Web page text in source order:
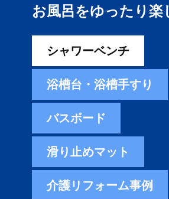
お風呂をゆったり楽
シャワーベンチ
浴槽台・浴槽手すり
バスボード
滑り止めマット
介護リフォーム事例